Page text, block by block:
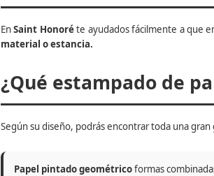
EnSaint Honoréte ayudados fácilmente a que
material o estancia.
¿Qué estampado de
Según su diseño, podrás encontrar toda una
Papel pintado geométricoformas